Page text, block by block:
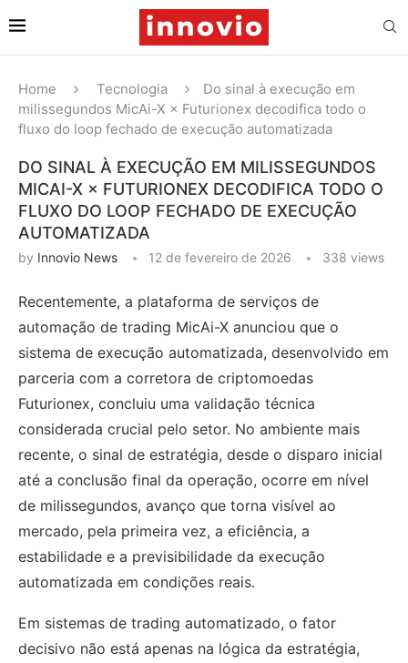
Home Tecnologia
Do sinal à execução em
milissegundos MicAi-X × Futurionex decodifica todo o
fluxo do loop fechado de execução automatizada
DO SINAL À EXECUÇÃO EM MILISSEGUNDOS
MICAI-X × FUTURIONEX DECODIFICA TODO O
FLUXO DO LOOP FECHADO DE EXECUÇÃO
AUTOMATIZADA
by Innovio News 12 de fevereiro de 2026 338 views
Recentemente, a plataforma de serviços de
automação de trading MicAi-X anunciou que o
sistema de execução automatizada, desenvolvido em
parceria com a corretora de criptomoedas
Futurionex, concluiu uma validação técnica
considerada crucial pelo setor. No ambiente mais
recente, o sinal de estratégia, desde o disparo inicial
até a conclusão final da operação, ocorre em nível
de milissegundos, avanço que torna visível ao
mercado, pela primeira vez, a eficiência, a
estabilidade e a previsibilidade da execução
automatizada em condições reais.
Em sistemas de trading automatizado, o fator
decisivo não está apenas na lógica da estratégia,